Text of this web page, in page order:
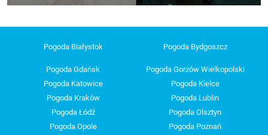
Pogoda Białystok Pogoda Bydgoszcz
Pogoda Gdańsk
Pogoda Gorzów Wielkopolski
Pogoda Katowice
Pogoda Kielce
Pogoda Kraków
Pogoda Lublin
Pogoda Łódź
Pogoda Olsztyn
Pogoda Opole
Pogoda Poznań